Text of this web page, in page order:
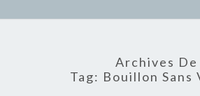
Archives De
Tag: Bouillon Sans